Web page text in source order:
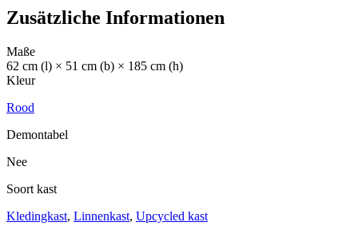
Zusätzliche Informationen
Maße
62 cm (l) × 51 cm (b) × 185 cm (h)
Kleur
Rood
Demontabel
Nee
Soort kast
Kledingkast, Linnenkast, Upcycled kast